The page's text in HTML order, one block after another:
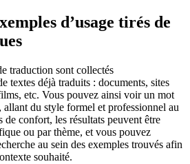
d’usage tirés de
traduction sont collectés
textes déjà traduits : documents, sites
etc. Vous pouvez ainsi voir un mot
allant du style formel et professionnel au
confort, les résultats peuvent être
ou par thème, et vous pouvez
au sein des exemples trouvés afin
souhaité.